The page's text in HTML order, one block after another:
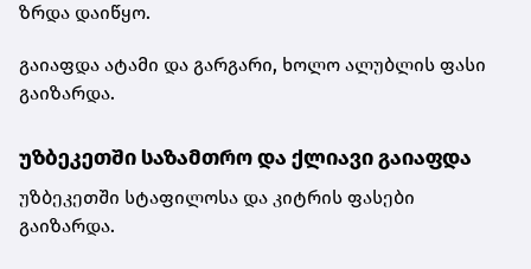
ზრდა დაიწყო.
გაიაფდა ატამი და გარგარი, ხოლო ალუბლის ფასი
გაიზარდა.
უზბეკეთში საზამთრო და ქლიავი გაიაფდა
უზბეკეთში სტაფილოსა და კიტრის ფასები
გაიზარდა.